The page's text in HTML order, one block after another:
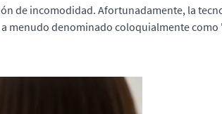
de incomodidad. Afortunadamente, la
menudo denominado coloquialmente como